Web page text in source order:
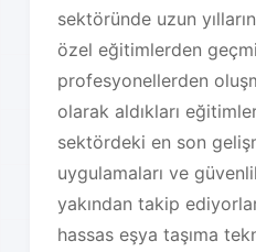
sektöründe uzun
özel eğitimlerden
profesyonellerden
olarak aldıkları
sektördeki en son
uygulamaları ve
yakından takip
hassas eşya taşıma